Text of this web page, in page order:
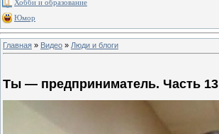
Хобби и образование
Юмор
Главная » Видео » Люди и блоги
Ты — предприниматель. Часть 13